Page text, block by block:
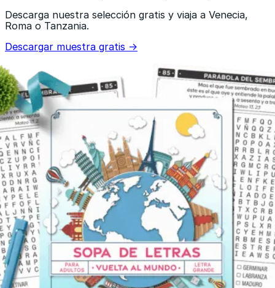
Descarga nuestra selección gratis y viaja a Venecia,
Roma o Tanzania.
Descargar muestra gratis →